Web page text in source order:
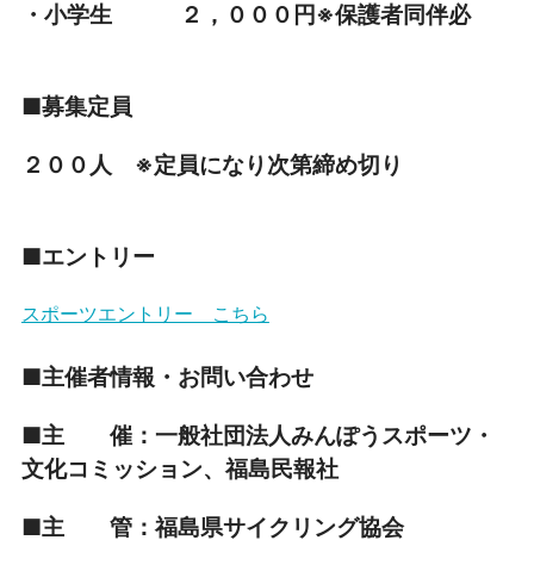
・小学生 ２，０００円※保護者同伴必
■募集定員
２００人 ※定員になり次第締め切り
■エントリー
スポーツエントリー こちら
■主催者情報・お問い合わせ
■主 催：一般社団法人みんぽうスポーツ・
文化コミッション、福島民報社
■主 管：福島県サイクリング協会